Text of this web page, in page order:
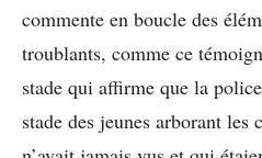
commente en boucle des
troublants, comme ce
stade qui affirme que la
stade des jeunes arborant